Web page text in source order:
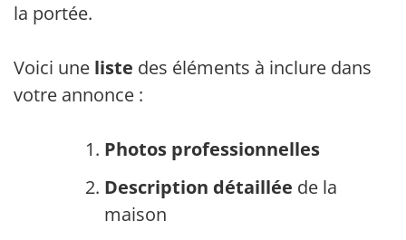
la portée.
Voici une liste des éléments à inclure dans
votre annonce :
Photos professionnelles
Description détaillée de la
maison